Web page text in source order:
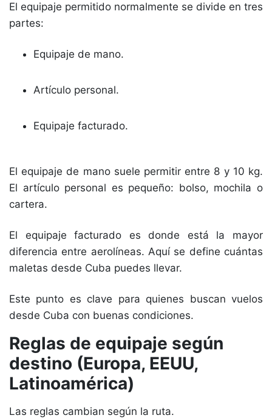
El equipaje permitido normalmente se divide en tres
partes:
Equipaje de mano.
Artículo personal.
Equipaje facturado.
El equipaje de mano suele permitir entre 8 y 10 kg.
El artículo personal es pequeño: bolso, mochila o
cartera.
El equipaje facturado es donde está la mayor
diferencia entre aerolíneas. Aquí se define cuántas
maletas desde Cuba puedes llevar.
Este punto es clave para quienes buscan vuelos
desde Cuba con buenas condiciones.
Reglas de equipaje según
destino (Europa, EEUU,
Latinoamérica)
Las reglas cambian según la ruta.